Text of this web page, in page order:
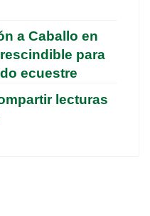
a Caballo en
para
ecuestre
lecturas